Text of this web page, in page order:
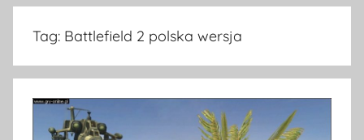
Tag: Battlefield 2 polska wersja